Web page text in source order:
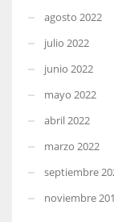
agosto 2022
julio 2022
junio 2022
mayo 2022
abril 2022
marzo 2022
septiembre
noviembre